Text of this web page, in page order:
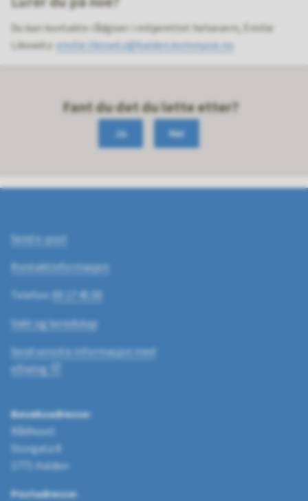
Du kan kontakte rådgiver i miljørettet helsevern, Emilie
Libowitz:emilie.libowitz@halden.kommune.no
Fant du det du lette etter?
Ja Nei
Send e-post
Kontaktinformasjon
Telefon: 69 17 45 00
Vakt og beredskap
Send sensitiv informasjon med
eDialog
Besøksadresse:
Rådhuset
Storgata 8
1771 Halden
Postadresse: